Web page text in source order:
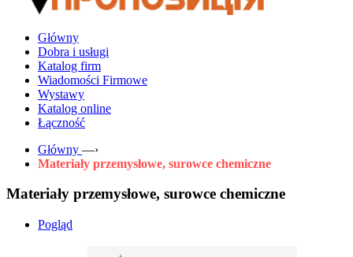
Główny
Dobra i usługi
Katalog firm
Wiadomości Firmowe
Wystawy
Katalog online
Łączność
Główny —›
Materiały przemysłowe, surowce chemiczne
Materiały przemysłowe, surowce chemiczne
Pogląd